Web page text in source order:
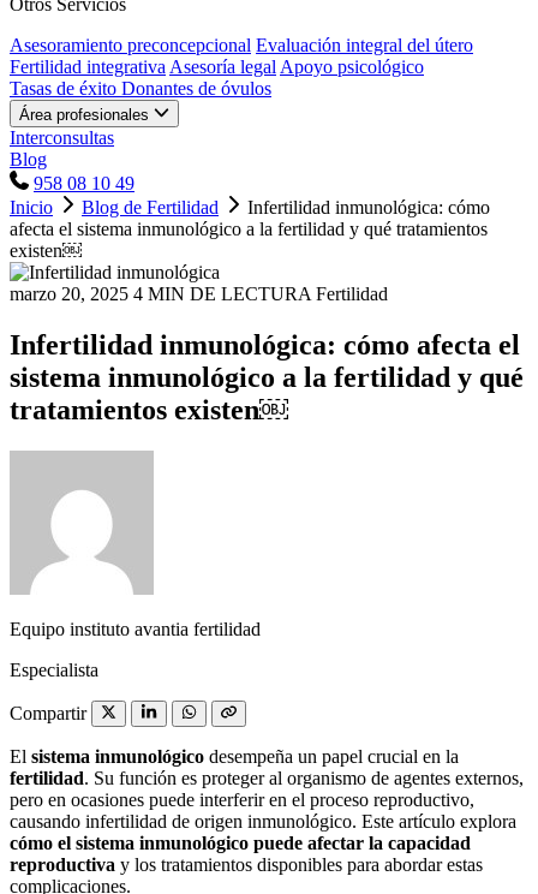
Otros Servicios
Asesoramiento preconcepcional Evaluación integral del útero
Fertilidad integrativaAsesoría legalApoyo psicológico
Tasas de éxito Donantes de óvulos
Área profesionales
Interconsultas
Blog
958 08 10 49
Inicio
Blog de Fertilidad
Infertilidad inmunológica: cómo
afecta el sistema inmunológico a la fertilidad y qué tratamientos
existen￼
marzo 20, 2025 4 MIN DE LECTURA Fertilidad
Infertilidad inmunológica: cómo afecta el
sistema inmunológico a la fertilidad y qué
tratamientos existen￼
Equipo instituto avantia fertilidad
Especialista
Compartir
El sistema inmunológico desempeña un papel crucial en la
fertilidad. Su función es proteger al organismo de agentes externos,
pero en ocasiones puede interferir en el proceso reproductivo,
causando infertilidad de origen inmunológico. Este artículo explora
cómo el sistema inmunológico puede afectar la capacidad
reproductiva y los tratamientos disponibles para abordar estas
complicaciones.